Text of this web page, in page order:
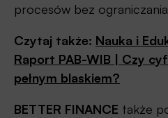
procesów bez
Czytaj także: Nauka i
Raport PAB-WIB | Czy
pełnym blaskiem?
BETTER FINANCE także